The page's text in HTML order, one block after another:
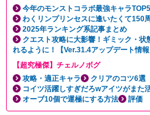
今年のモンストコラボ最強キャラ
わくリンプリンセスに逢いたくて150
2025年ランキング系記事まとめ
クエスト攻略に大影響！ギミック・状
れるように！【Ver.31.4アップデート情報
【超究極傑】チェルノボグ
攻略・適正キャラ
クリアのコツ6選
コイツ活躍しすぎだろwアイツがまた
オーブ10個で運極にする方法
評価